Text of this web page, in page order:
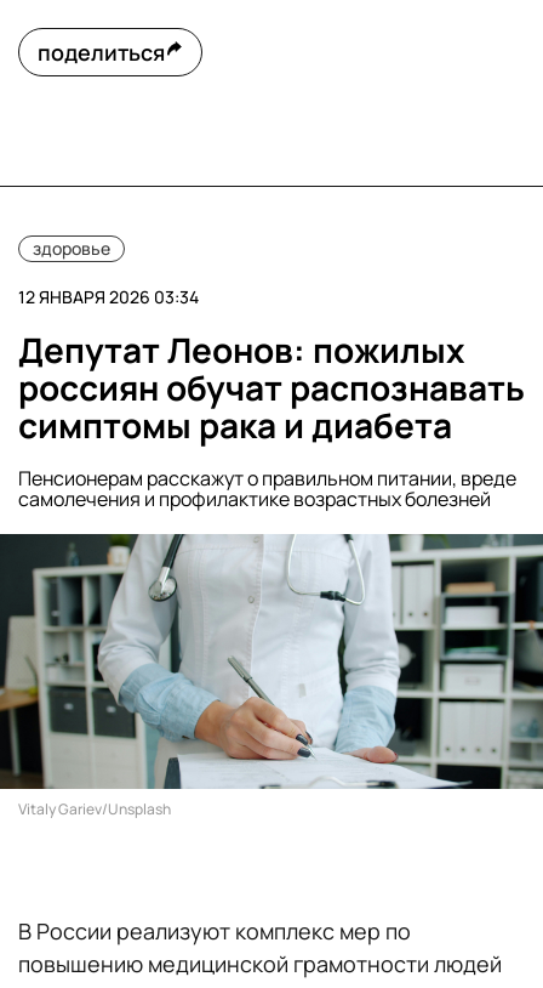
поделиться
здоровье
12 ЯНВАРЯ 2026 03:34
Депутат Леонов: пожилых
россиян обучат распознавать
симптомы рака и диабета
Пенсионерам расскажут о правильном питании, вреде
самолечения и профилактике возрастных болезней
Vitaly Gariev/Unsplash
В России реализуют комплекс мер по
повышению медицинской грамотности людей